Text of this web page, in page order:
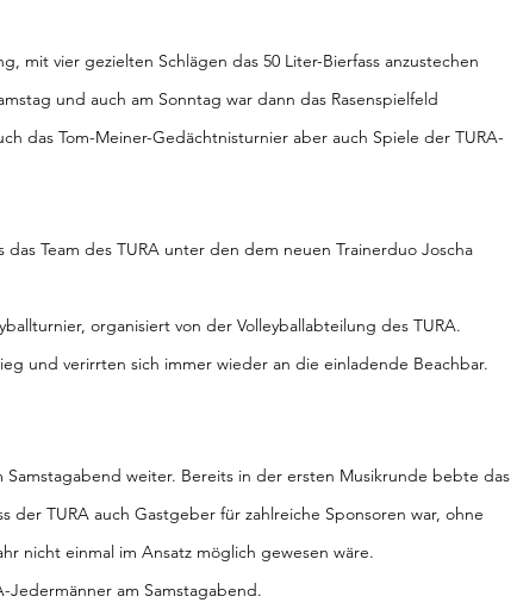
mit vier gezielten Schlägen das 50 Liter-Bierfass anzustechen
und auch am Sonntag war dann das Rasenspielfeld
das Tom-Meiner-Gedächtnisturnier aber auch Spiele der TURA-
Team des TURA unter den dem neuen Trainerduo Joscha
organisiert von der Volleyballabteilung des TURA.
und verirrten sich immer wieder an die einladende Beachbar.
weiter. Bereits in der ersten Musikrunde bebte das
der TURA auch Gastgeber für zahlreiche Sponsoren war, ohne
nicht einmal im Ansatz möglich gewesen wäre.
Jedermänner am Samstagabend.